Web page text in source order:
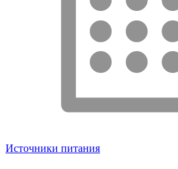
Источники питания